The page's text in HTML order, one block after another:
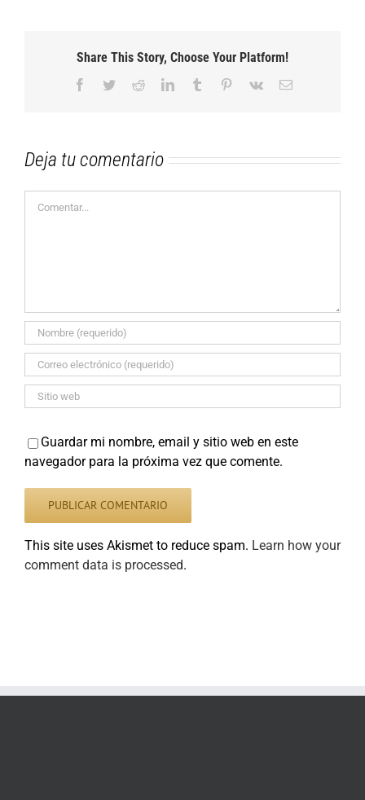
Share This Story, Choose Your Platform!
Facebook
TwitterRedditLinkedInTumblr Pinterest
Vk
Correo
Deja tu comentario
Guardar mi nombre, email y sitio web en este
navegador para la próxima vez que comente.
This site uses Akismet to reduce spam. Learn how your
comment data is processed.